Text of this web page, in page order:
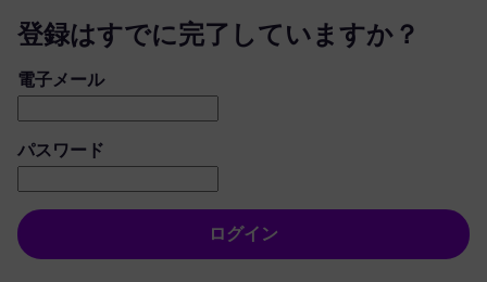
登録はすでに完了していますか？
ログイン：ユーザーとパスワード
電子メール
パスワード
ログイン